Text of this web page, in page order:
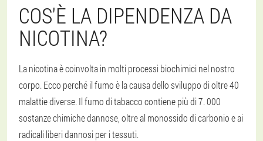
COS'È LA DIPENDENZA DA
NICOTINA?
La nicotina è coinvolta in molti processi biochimici nel nostro
corpo. Ecco perché il fumo è la causa dello sviluppo di oltre 40
malattie diverse. Il fumo di tabacco contiene più di 7. 000
sostanze chimiche dannose, oltre al monossido di carbonio e ai
radicali liberi dannosi per i tessuti.